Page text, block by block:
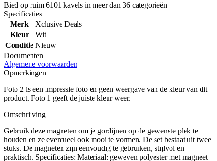
Bied op ruim 6101 kavels in meer dan 36 categorieën
Specificaties
Merk
Xclusive Deals
Kleur
Wit
Conditie Nieuw
Documenten
Algemene voorwaarden
Opmerkingen
Foto 2 is een impressie foto en geen weergave van de kleur van dit
product. Foto 1 geeft de juiste kleur weer.
Omschrijving
Gebruik deze magneten om je gordijnen op de gewenste plek te
houden en ze eventueel ook mooi te vormen. De set bestaat uit twee
stuks. De magneten zijn eenvoudig te gebruiken, stijlvol en
praktisch. Specificaties: Materiaal: geweven polyester met magneet